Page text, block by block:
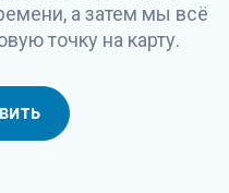
а затем мы всё
точку на карту.